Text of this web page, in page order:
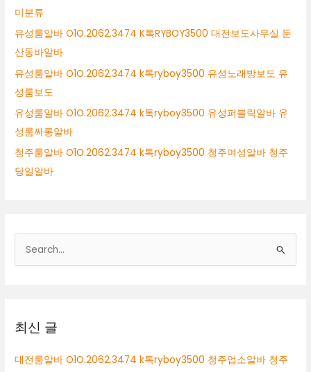
미분류
유성룸알바 O1O.2062.3474 K톡RYBOY3500 대전보도사무실 둔
산동바알바
유성룸알바 O1O.2062.3474 k톡ryboy3500 유성노래방보도 유
성룸보도
유성룸알바 O1O.2062.3474 k톡ryboy3500 유성퍼블릭알바 유
성룸싸롱알바
청주룸알바 O1O.2062.3474 k톡ryboy3500 청주여성알바 청주
당일알바
색
최신 글
대전룸알바 O1O.2062.3474 k톡ryboy3500 청주업소알바 청주